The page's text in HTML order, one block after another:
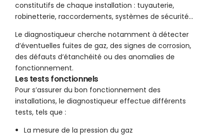
constitutifs de chaque installation : tuyauterie,
robinetterie, raccordements, systèmes de sécurité…
Le diagnostiqueur cherche notamment à détecter
d’éventuelles fuites de gaz, des signes de corrosion,
des défauts d’étanchéité ou des anomalies de
fonctionnement.
Les tests fonctionnels
Pour s’assurer du bon fonctionnement des
installations, le diagnostiqueur effectue différents
tests, tels que :
La mesure de la pression du gaz